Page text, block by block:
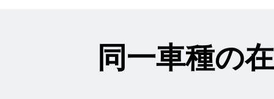
同一車種の